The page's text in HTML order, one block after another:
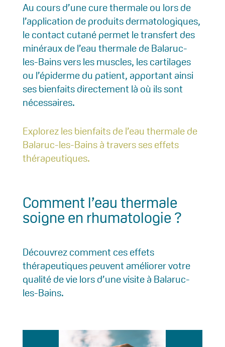
Au cours d’une cure thermale ou lors de
l’application de produits dermatologiques,
le contact cutané permet le transfert des
minéraux de l’eau thermale de Balaruc-
les-Bains vers les muscles, les cartilages
ou l’épiderme du patient, apportant ainsi
ses bienfaits directement là où ils sont
nécessaires.
Explorez les bienfaits de l’eau thermale de
Balaruc-les-Bains à travers ses effets
thérapeutiques.
Comment l’eau thermale
soigne en rhumatologie ?
Découvrez comment ces effets
thérapeutiques peuvent améliorer votre
qualité de vie lors d’une visite à Balaruc-
les-Bains.